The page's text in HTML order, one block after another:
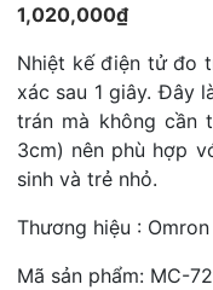
1,020,000₫
Nhiệt kế điện tử đo
xác sau 1 giây. Đây
trán mà không cần
3cm) nên phù hợp
sinh và trẻ nhỏ.
Thương hiệu : Omron
Mã sản phẩm: MC-